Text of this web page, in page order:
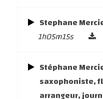
Stephane
1h05m15s
Stéphane
saxophoniste,
arrangeur,